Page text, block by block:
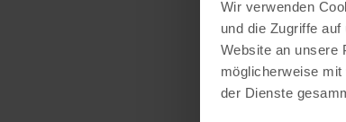
Wir verwenden
und die Zugriffe
Website an unsere
möglicherweise
der Dienste